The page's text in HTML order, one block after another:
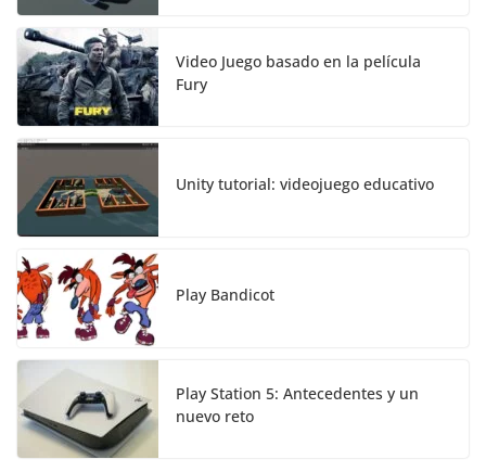
Video Juego basado en la película
Fury
Unity tutorial: videojuego educativo
Play Bandicot
Play Station 5: Antecedentes y un
nuevo reto